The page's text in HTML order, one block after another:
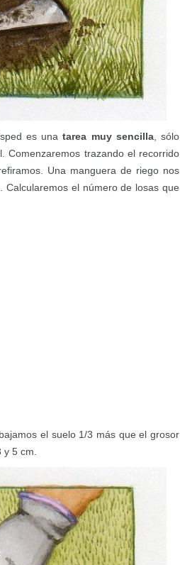
es unatarea muy sencilla, sólo
Comenzaremos trazando el recorrido
Una manguera de riego nos
el número de losas que
el suelo 1/3 más que el grosor
5 cm.